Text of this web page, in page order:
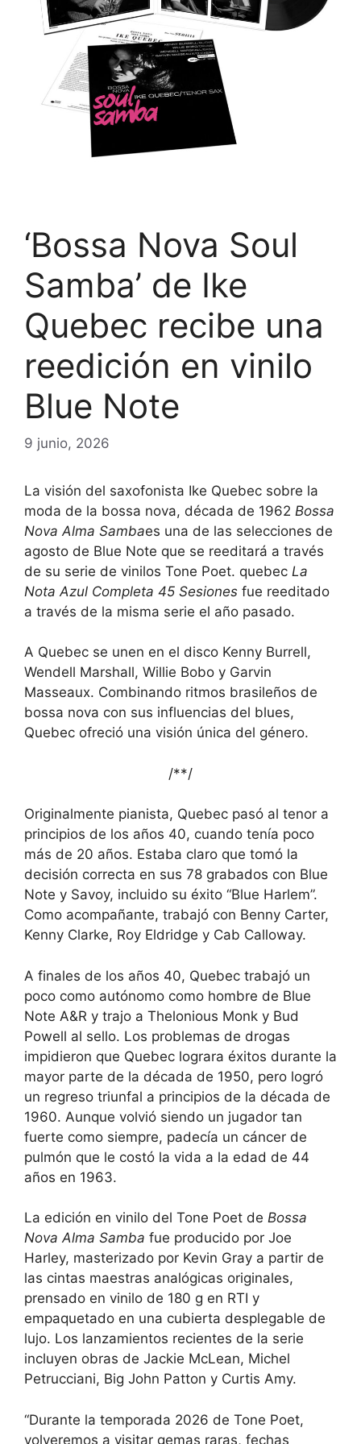
‘Bossa Nova Soul
Samba’ de Ike
Quebec recibe una
reedición en vinilo
Blue Note
9 junio, 2026
La visión del saxofonista Ike Quebec sobre la
moda de la bossa nova, década de 1962 Bossa
Nova Alma Sambaes una de las selecciones de
agosto de Blue Note que se reeditará a través
de su serie de vinilos Tone Poet. quebec La
Nota Azul Completa 45 Sesiones fue reeditado
a través de la misma serie el año pasado.
A Quebec se unen en el disco Kenny Burrell,
Wendell Marshall, Willie Bobo y Garvin
Masseaux. Combinando ritmos brasileños de
bossa nova con sus influencias del blues,
Quebec ofreció una visión única del género.
/**/
Originalmente pianista, Quebec pasó al tenor a
principios de los años 40, cuando tenía poco
más de 20 años. Estaba claro que tomó la
decisión correcta en sus 78 grabados con Blue
Note y Savoy, incluido su éxito “Blue Harlem”.
Como acompañante, trabajó con Benny Carter,
Kenny Clarke, Roy Eldridge y Cab Calloway.
A finales de los años 40, Quebec trabajó un
poco como autónomo como hombre de Blue
Note A&R y trajo a Thelonious Monk y Bud
Powell al sello. Los problemas de drogas
impidieron que Quebec lograra éxitos durante la
mayor parte de la década de 1950, pero logró
un regreso triunfal a principios de la década de
1960. Aunque volvió siendo un jugador tan
fuerte como siempre, padecía un cáncer de
pulmón que le costó la vida a la edad de 44
años en 1963.
La edición en vinilo del Tone Poet de Bossa
Nova Alma Samba fue producido por Joe
Harley, masterizado por Kevin Gray a partir de
las cintas maestras analógicas originales,
prensado en vinilo de 180 g en RTI y
empaquetado en una cubierta desplegable de
lujo. Los lanzamientos recientes de la serie
incluyen obras de Jackie McLean, Michel
Petrucciani, Big John Patton y Curtis Amy.
“Durante la temporada 2026 de Tone Poet,
volveremos a visitar gemas raras, fechas